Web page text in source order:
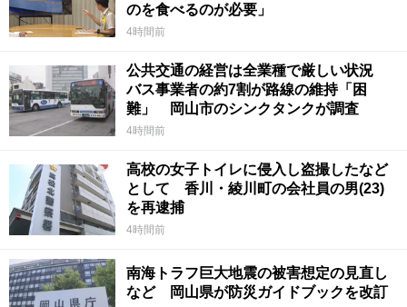
のを食べるのが必要」
4時間前
公共交通の経営は全業種で厳しい状況
バス事業者の約7割が路線の維持「困
難」 岡山市のシンクタンクが調査
4時間前
高校の女子トイレに侵入し盗撮したなど
として 香川・綾川町の会社員の男(23)
を再逮捕
4時間前
南海トラフ巨大地震の被害想定の見直し
など 岡山県が防災ガイドブックを改訂